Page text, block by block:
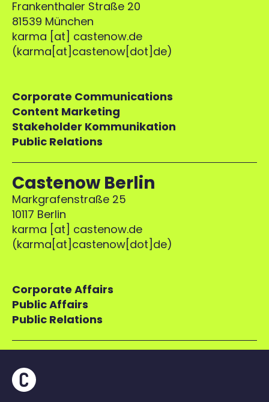
Frankenthaler Straße 20
81539 München
karma [at] castenow.de
( karma[at]castenow[dot]de )
Corporate Communications
Content Marketing
Stakeholder Kommunikation
Public Relations
Castenow Berlin
Markgrafenstraße 25
10117 Berlin
karma [at] castenow.de
( karma[at]castenow[dot]de )
Corporate Affairs
Public Affairs
Public Relations